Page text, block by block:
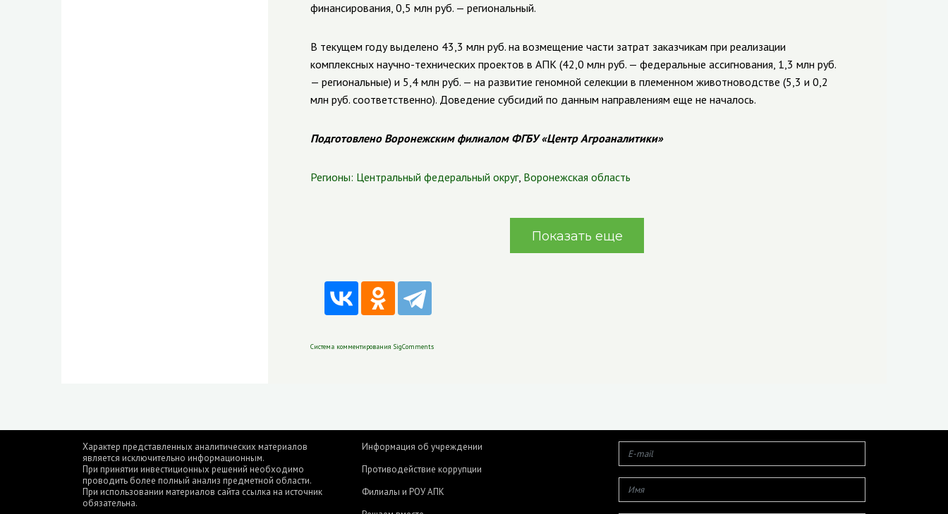
финансирования, 0,5 млн руб. — региональный.
В текущем году выделено 43,3 млн руб. на возмещение части затрат заказчикам при реализации
комплексных научно-технических проектов в АПК (42,0 млн руб. — федеральные ассигнования, 1,3 млн руб.
— региональные) и 5,4 млн руб. — на развитие геномной селекции в племенном животноводстве (5,3 и 0,2
млн руб. соответственно). Доведение субсидий по данным направлениям еще не началось.
Подготовлено Воронежским филиалом ФГБУ «Центр Агроаналитики»
Регионы: Центральный федеральный округ, Воронежская область
Показать еще
Система комментирования SigComments
Характер представленных аналитических материалов
является исключительно информационным.
При принятии инвестиционных решений необходимо
проводить более полный анализ предметной области.
При использовании материалов сайта ссылка на источник
обязательна.
Информация об учреждении
Противодействие коррупции
Филиалы и РОУ АПК